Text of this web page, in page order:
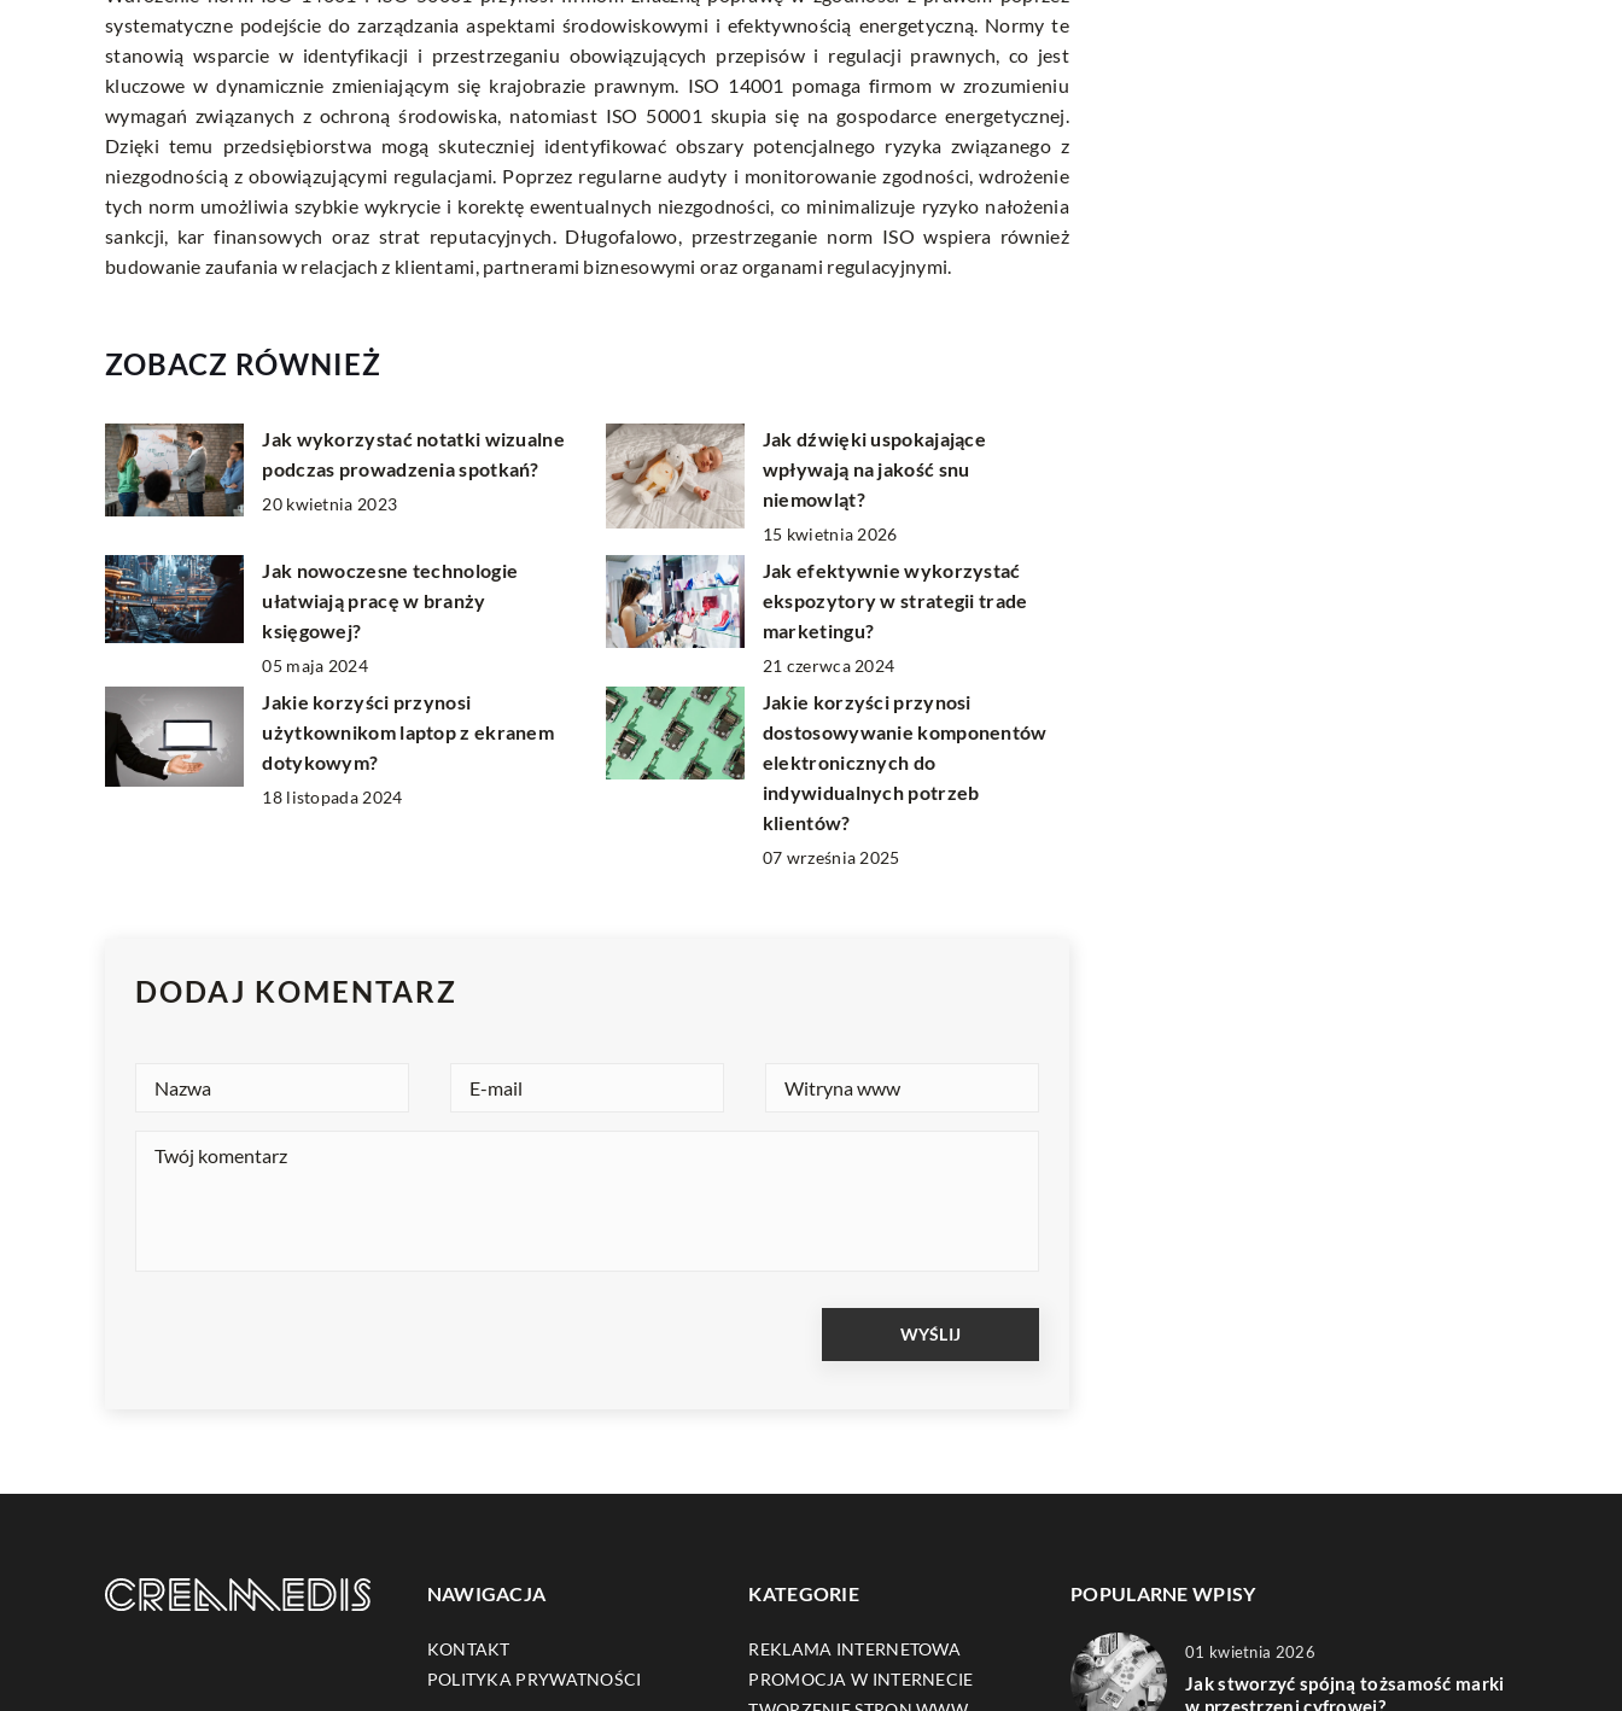
systematyczne podejście do zarządzania aspektami środowiskowymi i efektywnością energetyczną. Normy te
stanowią wsparcie w identyfikacji i przestrzeganiu obowiązujących przepisów i regulacji prawnych, co jest
kluczowe w dynamicznie zmieniającym się krajobrazie prawnym. ISO 14001 pomaga firmom w zrozumieniu
wymagań związanych z ochroną środowiska, natomiast ISO 50001 skupia się na gospodarce energetycznej.
Dzięki temu przedsiębiorstwa mogą skuteczniej identyfikować obszary potencjalnego ryzyka związanego z
niezgodnością z obowiązującymi regulacjami. Poprzez regularne audyty i monitorowanie zgodności, wdrożenie
tych norm umożliwia szybkie wykrycie i korektę ewentualnych niezgodności, co minimalizuje ryzyko nałożenia
sankcji, kar finansowych oraz strat reputacyjnych. Długofalowo, przestrzeganie norm ISO wspiera również
budowanie zaufania w relacjach z klientami, partnerami biznesowymi oraz organami regulacyjnymi.
ZOBACZ RÓWNIEŻ
Jak wykorzystać notatki wizualne
podczas prowadzenia spotkań?
20 kwietnia 2023
Jak dźwięki uspokajające
wpływają na jakość snu
niemowląt?
15 kwietnia 2026
Jak nowoczesne technologie
ułatwiają pracę w branży
księgowej?
05 maja 2024
Jak efektywnie wykorzystać
ekspozytory w strategii trade
marketingu?
21 czerwca 2024
Jakie korzyści przynosi
użytkownikom laptop z ekranem
dotykowym?
18 listopada 2024
Jakie korzyści przynosi
dostosowywanie komponentów
elektronicznych do
indywidualnych potrzeb
klientów?
07 września 2025
DODAJ KOMENTARZ
NAWIGACJA
KONTAKT
POLITYKA PRYWATNOŚCI
KATEGORIE
REKLAMA INTERNETOWA
PROMOCJA W INTERNECIE
POPULARNE WPISY
01 kwietnia 2026
Jak stworzyć spójną tożsamość marki
w przestrzeni cyfrowej?